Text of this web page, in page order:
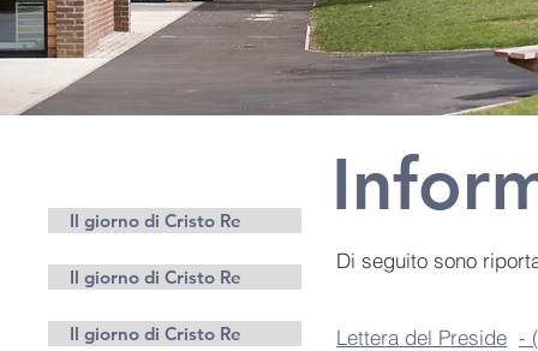
Il giorno di Cristo Re
Il giorno di Cristo Re
Il giorno di Cristo Re
Di seguito sono
Lettera del Preside -